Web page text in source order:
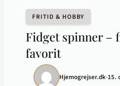
FRITID & HOBBY
Fidget spinner –
favorit
Hjemogrejser.dk•15.